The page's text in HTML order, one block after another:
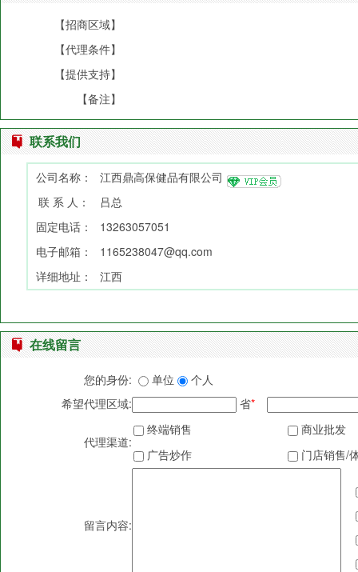
【招商区域】
【代理条件】
【提供支持】
【备注】
联系我们
公司名称：
江西鼎高保健品有限公司
联 系 人：
吕总
固定电话：
13263057051
电子邮箱：
1165238047@qq.com
详细地址：
江西
在线留言
您的身份: 单位
个人
希望代理区域:
省*
代理渠道:
终端销售
商业批发
广告炒作
门店销售/
留言内容: